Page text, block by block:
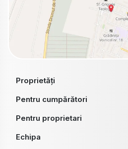
Proprietăți
Pentru cumpărători
Pentru proprietari
Echipa